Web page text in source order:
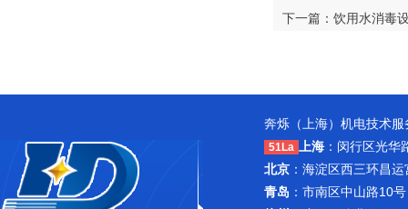
下一篇：饮用水消毒
奔烁（上海）机电技术
51La 上海 ：闵行区光
北京 ：海淀区西三环
青岛 ：市南区中山